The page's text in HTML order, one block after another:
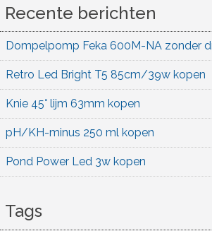
Recente berichten
Dompelpomp Feka 600M-NA zonder
Retro Led Bright T5 85cm/39w kopen
Knie 45° lijm 63mm kopen
pH/KH-minus 250 ml kopen
Pond Power Led 3w kopen
Tags